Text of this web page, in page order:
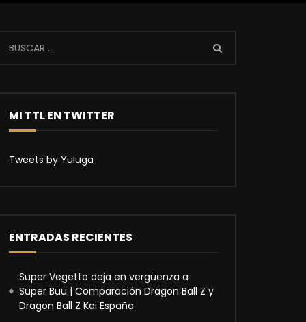
MI TTL EN TWITTER
Tweets by Yuluga
ENTRADAS RECIENTES
Super Vegetto deja en vergüenza a
Super Buu | Comparación Dragon Ball Z y
Dragon Ball Z Kai España